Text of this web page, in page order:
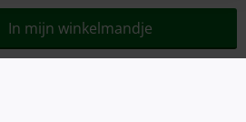
In mijn winkelmandje